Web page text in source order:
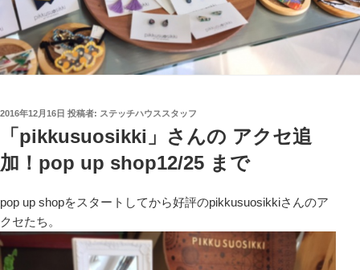
投
2016年12月16日 投稿者: ステッチハウススタッフ
「pikkusuosikki」さんの アクセ追
加！pop up shop12/25 まで
pop up shopをスタートしてから好評のpikkusuosikkiさんのア
クセたち。